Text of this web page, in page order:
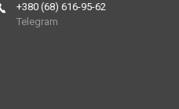
+380 (68) 616-95-62
Telegram